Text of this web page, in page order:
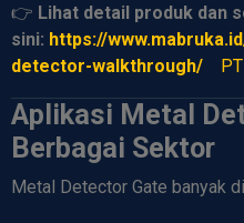
👉 Lihat detail produk dan
sini: https://
detector-walkthrough/
Aplikasi Metal
Berbagai Sektor
Metal Detector Gate banyak